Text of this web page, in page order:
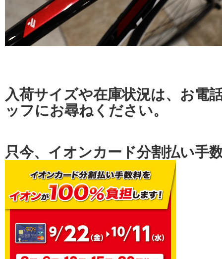
入荷サイズや在庫状況は、お電
ッフにお尋ねください。
只今、イオンカード分割払い手